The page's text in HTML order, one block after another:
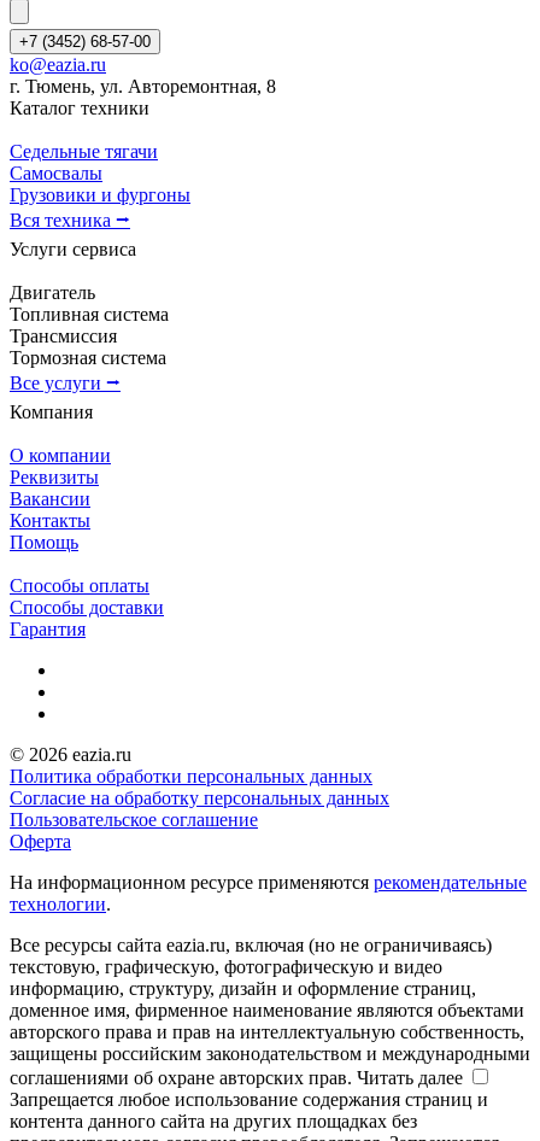
+7 (3452) 68-57-00
ko@eazia.ru
г. Тюмень, ул. Авторемонтная, 8
Каталог техники
Седельные тягачи
Самосвалы
Грузовики и фургоны
Вся техника ⭢
Услуги сервиса
Двигатель
Топливная система
Трансмиссия
Тормозная система
Все услуги ⭢
Компания
О компании
Реквизиты
Вакансии
Контакты
Помощь
Способы оплаты
Способы доставки
Гарантия
© 2026 eazia.ru
Политика обработки персональных данных
Согласие на обработку персональных данных
Пользовательское соглашение
Оферта
На информационном ресурсе применяются рекомендательные
технологии.
Все ресурсы сайта eazia.ru, включая (но не ограничиваясь)
текстовую, графическую, фотографическую и видео
информацию, структуру, дизайн и оформление страниц,
доменное имя, фирменное наименование являются объектами
авторского права и прав на интеллектуальную собственность,
защищены российским законодательством и международными
соглашениями об охране авторских прав. Читать далее
Запрещается любое использование содержания страниц и
контента данного сайта на других площадках без